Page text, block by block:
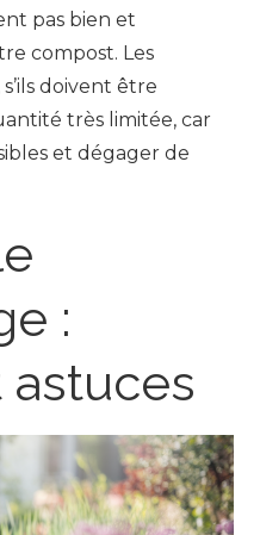
pas bien et
compost. Les
doivent être
très limitée, car
et dégager de
: